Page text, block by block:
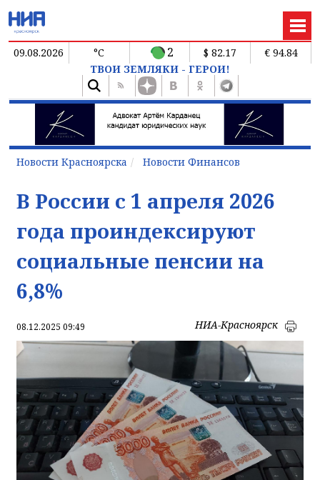
09.08.2026 °C 2 $ 82.17
€ 94.84
ТВОИ ЗЕМЛЯКИ - ГЕРОИ!
Новости Красноярска Новости Финансов
В России с 1 апреля 2026
года проиндексируют
социальные пенсии на
6,8%
08.12.2025 09:49 НИА-Красноярск